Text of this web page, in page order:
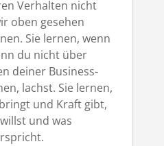
Verhalten nicht
oben gesehen
Sie lernen, wenn
du nicht über
deiner Business-
lachst. Sie lernen,
und Kraft gibt,
und was